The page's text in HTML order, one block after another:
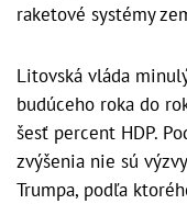
raketové systémy
Litovská vláda
budúceho roka do
šesť percent HDP.
zvýšenia nie sú
Trumpa, podľa